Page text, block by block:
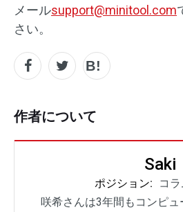
メールsupport@minitool.com
さい。
作者について
Saki
ポジション:
コ
咲希さんは3年間もコンピ